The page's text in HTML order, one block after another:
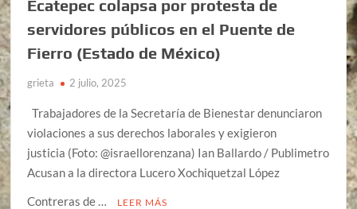
Ecatepec colapsa por protesta de
servidores públicos en el Puente de
Fierro (Estado de México)
grieta 2 julio, 2025
Trabajadores de la Secretaría de Bienestar denunciaron
violaciones a sus derechos laborales y exigieron
justicia (Foto: @israellorenzana) Ian Ballardo / Publimetro
Acusan a la directora Lucero Xochiquetzal López
Contreras de …
LEER MÁS